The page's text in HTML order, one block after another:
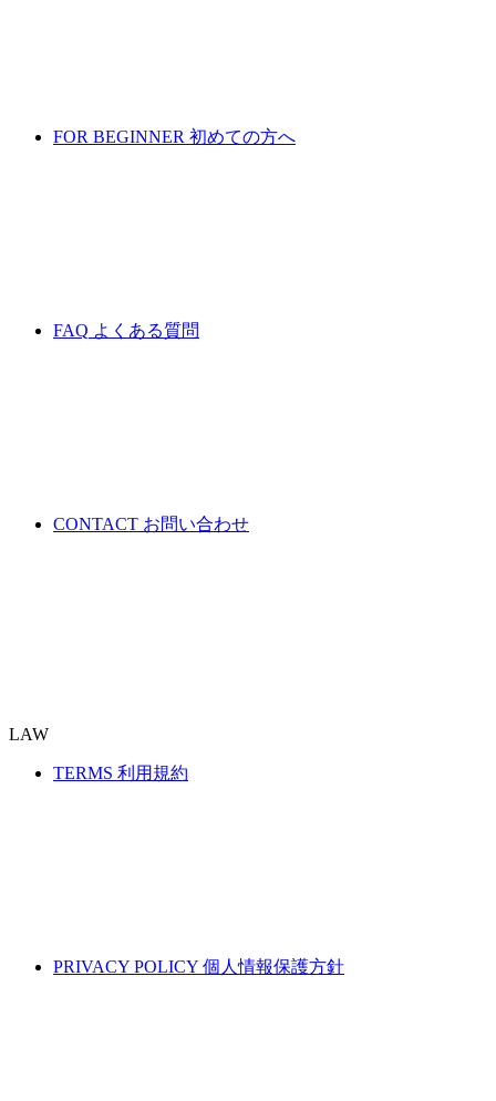
FOR BEGINNER 初めての方へ
FAQ よくある質問
CONTACT お問い合わせ
LAW
TERMS 利用規約
PRIVACY POLICY 個人情報保護方針